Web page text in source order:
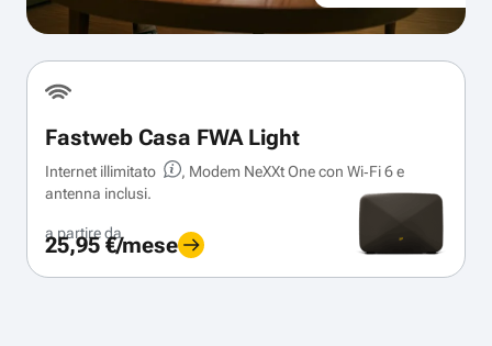
Fastweb Casa FWA Light
Internet illimitato
, Modem NeXXt One con Wi‑Fi 6 e
antenna inclusi.
a partire da
25,95 €/mese